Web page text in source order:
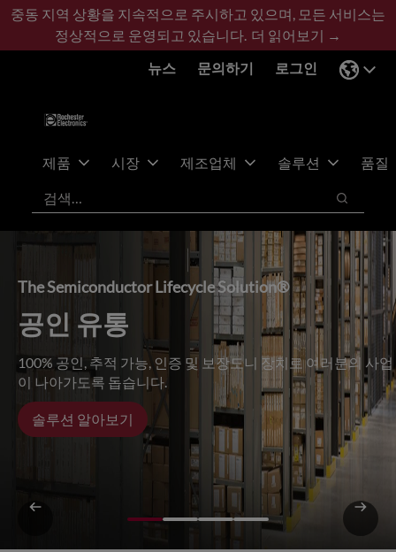
기
콘
바
글
중동 지역 상황을 지속적으로 주시하고 있으며, 모든 서비스는
정상적으로 운영되고 있습니다. 더 읽어보기 →
뉴스
문의하기 로그인
제품 시장 제조업체 솔루션
품질
검색
검색
The Semiconductor Lifecycle Solution®
공인 유통
100% 공인, 추적 가능, 인증 및 보장도니 장치로 여러분의 사업
이 나아가도록 돕습니다.
솔루션 알아보기